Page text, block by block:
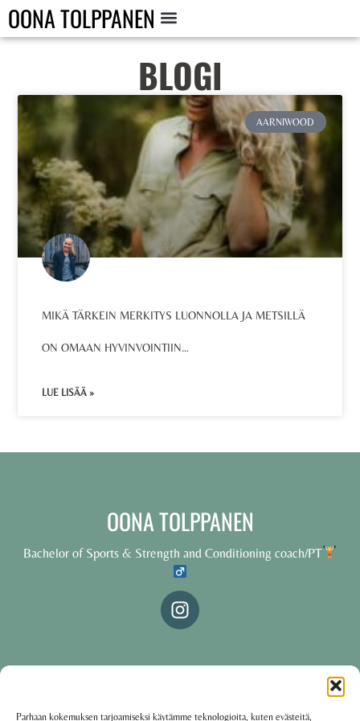
Parhaan kokemuksen tarjoamiseksi käytämme teknologioita, kuten evästeitä,
OONA TOLPPANEN
BLOGI
AARNIWOOD
MIKÄ TÄRKEIN MERKITYS LUONNOLLA JA METSILLÄ
ON OMAAN HYVINVOINTIIN…
LUE LISÄÄ »
OONA TOLPPANEN
Bachelor of Sports & Strength and Conditioning coach/PT